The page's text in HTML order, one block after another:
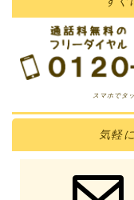
スマホでタ
気軽に